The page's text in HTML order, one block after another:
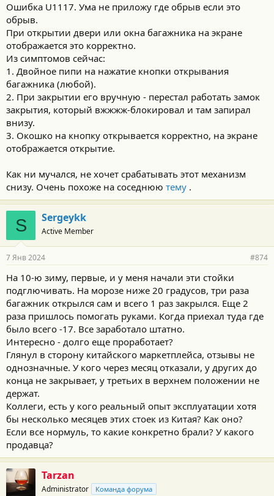
Ошибка U1117. Ума не приложу где обрыв если это
обрыв.
При открытии двери или окна багажника на экране
отображается это корректно.
Из симптомов сейчас:
1. Двойное пипи на нажатие кнопки открывания
багажника (любой).
2. При закрытии его вручную - перестал работать замок
закрытия, который вжжжж-блокировал и там запирал
внизу.
3. Окошко на кнопку открывается корректно, на экране
отображается открытие.
Как ни мучался, не хочет срабатывать этот механизм
снизу. Очень похоже на соседнюю тему .
S Sergeykk
Active Member
7 Янв 2024 #874
На 10-ю зиму, первые, и у меня начали эти стойки
подглючивать. На морозе ниже 20 градусов, три раза
багажник открылся сам и всего 1 раз закрылся. Еще 2
раза пришлось помогать руками. Когда приехал туда где
было всего -17. Все заработало штатно.
Интересно - долго еще проработает?
Глянул в сторону китайского маркетплейса, отзывы не
однозначные. У кого через месяц отказали, у других до
конца не закрывает, у третьих в верхнем положении не
держат.
Коллеги, есть у кого реальный опыт эксплуатации хотя
бы несколько месяцев этих стоек из Китая? Как оно?
Если все нормуль, то какие конкретно брали? У какого
продавца?
Tarzan
Administrator Команда форума